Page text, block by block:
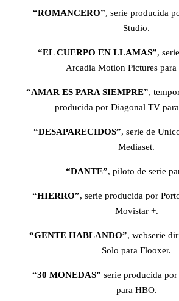
“ROMANCERO”, serie producida
Studio.
“EL CUERPO EN LLAMAS”,
Arcadia Motion Pictures
“AMAR ES PARA SIEMPRE”,
producida por Diagonal TV
“DESAPARECIDOS”, serie de
Mediaset.
“DANTE”, piloto de serie
“HIERRO”, serie producida por
Movistar +.
“GENTE HABLANDO”, webserie
Solo para Flooxer.
“30 MONEDAS” serie producida
para HBO.